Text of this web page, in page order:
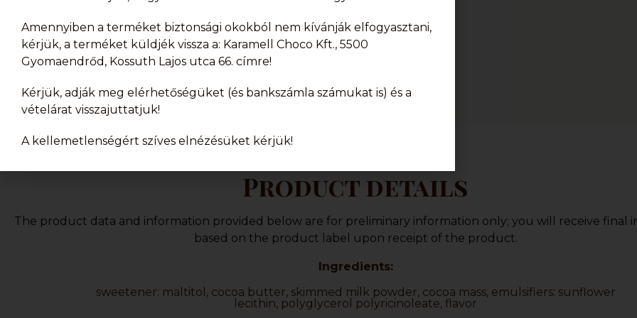
Product details
The product data and information provided below are for preliminary information only; you will receive final
based on the product label upon receipt of the product.
Ingredients:
sweetener: maltitol, cocoa butter, skimmed milk powder, cocoa mass, emulsifiers: sunflower
lecithin, polyglycerol polyricinoleate, flavor
Amennyiben a terméket biztonsági okokból nem kívánják elfogyasztani,
kérjük, a terméket küldjék vissza a: Karamell Choco Kft., 5500
Gyomaendrőd, Kossuth Lajos utca 66. címre!
Kérjük, adják meg elérhetőségüket (és bankszámla számukat is) és a
vételárat visszajuttatjuk!
A kellemetlenségért szíves elnézésüket kérjük!